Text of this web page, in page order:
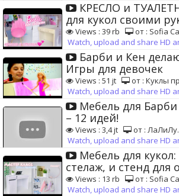
КРЕСЛО и
для кукол своими
Views : 39 rb
от : Sofia
Watch, upload and share HD
Барби и Кен
Игры для девочек
Views : 51 jt
от : Куклы
Watch, upload and share HD
Мебель для
– 12 идей!
Views : 3,4 jt
от : ЛаЛиЛу.
Watch, upload and share HD
Мебель для
стелаж, и стенд для
Views : 13 rb
от : Sofia
Watch, upload and share HD